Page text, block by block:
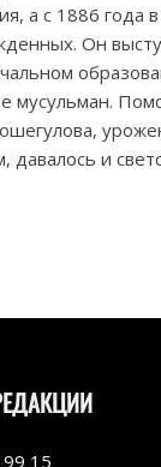
а с 1886 года
Он
мусульман.
и
15